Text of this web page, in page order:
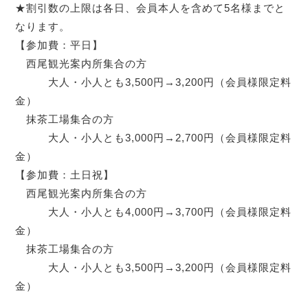
★割引数の上限は各日、会員本人を含めて5名様までと
なります。
【参加費：平日】
西尾観光案内所集合の方
大人・小人とも3,500円→3,200円（会員様限定料
金）
抹茶工場集合の方
大人・小人とも3,000円→2,700円（会員様限定料
金）
【参加費：土日祝】
西尾観光案内所集合の方
大人・小人とも4,000円→3,700円（会員様限定料
金）
抹茶工場集合の方
大人・小人とも3,500円→3,200円（会員様限定料
金）